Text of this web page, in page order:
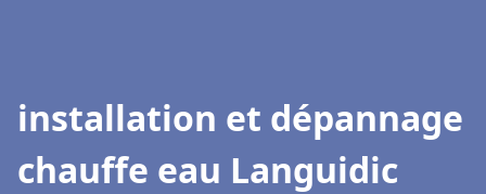
installation et dépannage
chauffe eau Languidic